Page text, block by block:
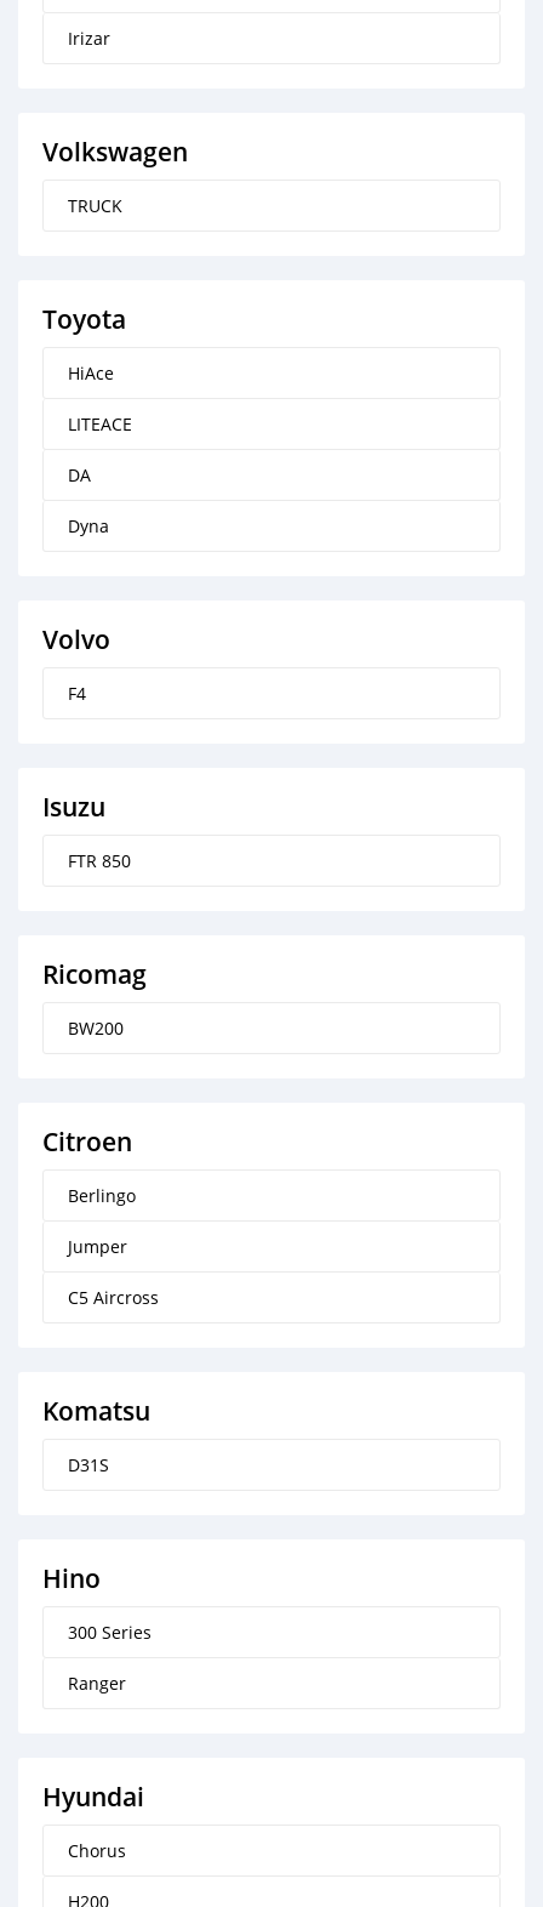
Irizar
Volkswagen
TRUCK
Toyota
HiAce
LITEACE
DA
Dyna
Volvo
F4
Isuzu
FTR 850
Ricomag
BW200
Citroen
Berlingo
Jumper
C5 Aircross
Komatsu
D31S
Hino
300 Series
Ranger
Hyundai
Chorus
H200